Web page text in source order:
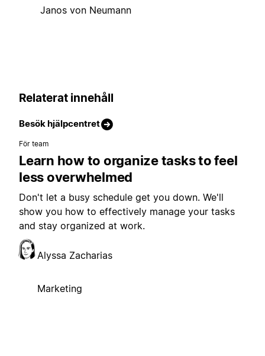
Janos von Neumann
Relaterat innehåll
Besök hjälpcentret
För team
Learn how to organize tasks to feel
less overwhelmed
Don't let a busy schedule get you down. We'll
show you how to effectively manage your tasks
and stay organized at work.
Alyssa Zacharias
Marketing